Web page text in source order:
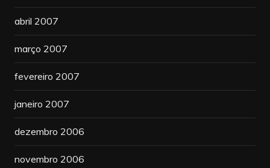
abril 2007
março 2007
fevereiro 2007
janeiro 2007
dezembro 2006
novembro 2006